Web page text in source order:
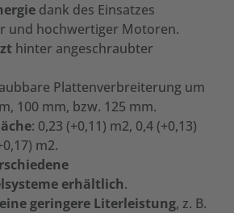
dank des Einsatzes
und hochwertiger Motoren.
hinter angeschraubter
Plattenverbreiterung um
100 mm, bzw. 125 mm.
: 0,23 (+0,11) m2, 0,4 (+0,13)
m2.
erhältlich.
geringere Literleistung, z. B.